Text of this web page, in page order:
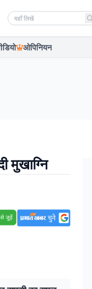
Search news
ओपिनियन
मुखाग्नि